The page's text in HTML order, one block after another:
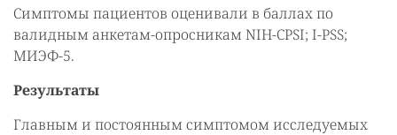
Симптомы пациентов оценивали в баллах по
валидным анкетам-опросникам NIH-CPSI; I-PSS;
МИЭФ-5.
Результаты
Главным и постоянным симптомом исследуемых